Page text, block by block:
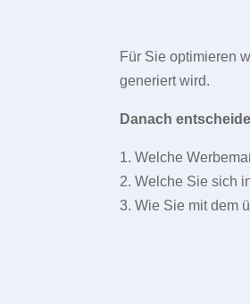
Für Sie optimieren
generiert wird.
Danach
1. Welche
2. Welche Sie sich
3. Wie Sie mit dem